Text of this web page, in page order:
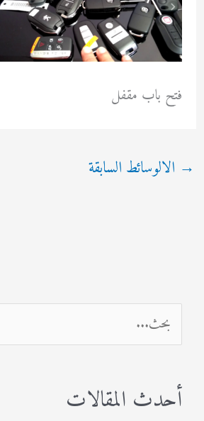
فتح باب مقفل
→ الالوسائط السابقة
ل
ح
أحدث المقالات